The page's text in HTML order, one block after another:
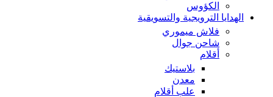
الكؤوس
الهدايا الترويجية والتسويقية
فلاش ميموري
شاحن جوال
أقلام
بلاستيك
معدن
علب أقلام